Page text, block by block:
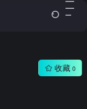
收藏 0